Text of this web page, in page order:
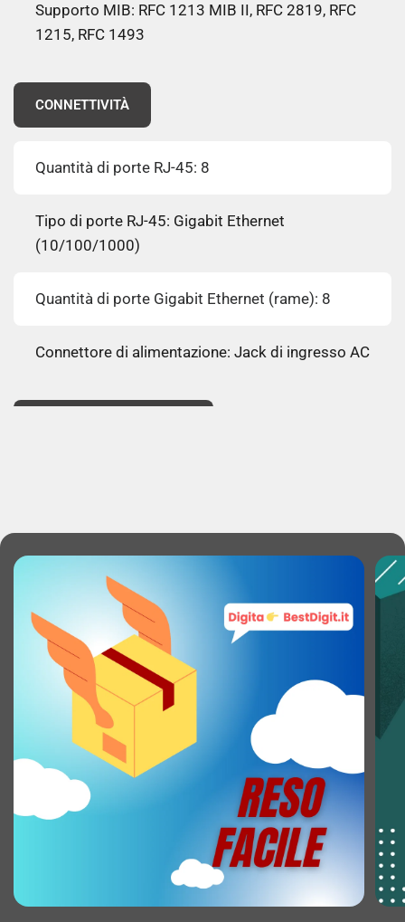
Supporto MIB: RFC 1213 MIB II, RFC 2819, RFC
1215, RFC 1493
CONNETTIVITÀ
Quantità di porte RJ-45: 8
Tipo di porte RJ-45: Gigabit Ethernet
(10/100/1000)
Quantità di porte Gigabit Ethernet (rame): 8
Connettore di alimentazione: Jack di ingresso AC
IEEE 802.3af, IEEE 802.3at, IEEE 802.3az, IEEE
802.3u, IEEE 802.3x
Supporto 10G: No
Tecnologia Ethernet su cavi in rame: 10BASE-T,
100BASE-TX, 1000BASE-T
Full duplex: Sì
Supporto controllo flusso: Sì
Controllo Broadcast storm: Sì
Limitazione della velocità: Sì